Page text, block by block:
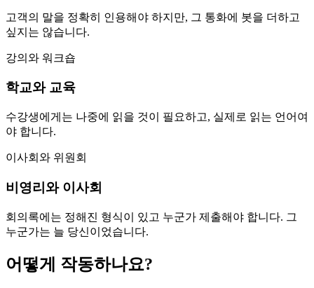
고객의 말을 정확히 인용해야 하지만, 그 통화에 봇을 더하고
싶지는 않습니다.
강의와 워크숍
학교와 교육
수강생에게는 나중에 읽을 것이 필요하고, 실제로 읽는 언어여
야 합니다.
이사회와 위원회
비영리와 이사회
회의록에는 정해진 형식이 있고 누군가 제출해야 합니다. 그
누군가는 늘 당신이었습니다.
어떻게 작동하나요?